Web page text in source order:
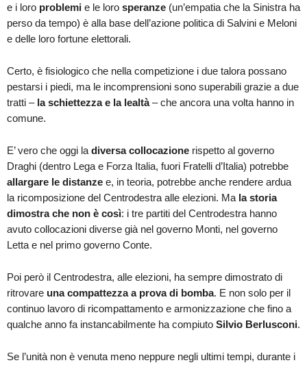
e i loro problemi e le loro speranze (un’empatia che la Sinistra ha
perso da tempo) è alla base dell’azione politica di Salvini e Meloni
e delle loro fortune elettorali.
Certo, è fisiologico che nella competizione i due talora possano
pestarsi i piedi, ma le incomprensioni sono superabili grazie a due
tratti – la schiettezza e la lealtà– che ancora una volta hanno in
comune.
E’ vero che oggi la diversa collocazione rispetto al governo
Draghi (dentro Lega e Forza Italia, fuori Fratelli d’Italia) potrebbe
allargare le distanze e, in teoria, potrebbe anche rendere ardua
la ricomposizione del Centrodestra alle elezioni. Ma la storia
dimostra che non è così: i tre partiti del Centrodestra hanno
avuto collocazioni diverse già nel governo Monti, nel governo
Letta e nel primo governo Conte.
Poi però il Centrodestra, alle elezioni, ha sempre dimostrato di
ritrovare una compattezza a prova di bomba. E non solo per il
continuo lavoro di ricompattamento e armonizzazione che fino a
qualche anno fa instancabilmente ha compiuto Silvio Berlusconi.
Se l’unità non è venuta meno neppure negli ultimi tempi, durante i